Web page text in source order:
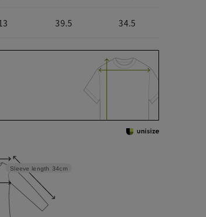
39.5 34.5
Sleeve length 34cm